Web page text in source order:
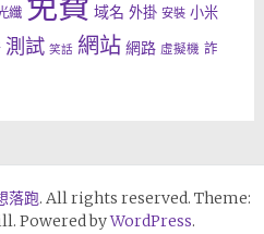
纖 域名 外掛 安裝 小米
測試 笑話 網站 網路 虛擬機 詐
落跑. All rights reserved. Theme:
Powered byWordPress.